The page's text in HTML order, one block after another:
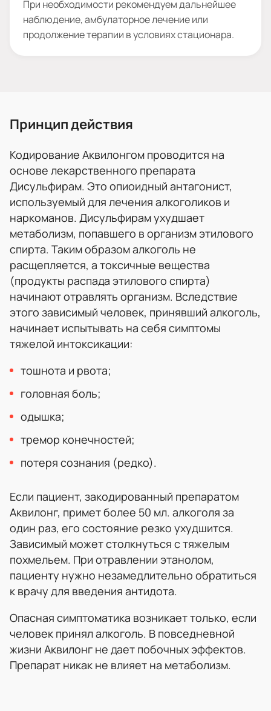
При необходимости рекомендуем дальнейшее
наблюдение, амбулаторное лечение или
продолжение терапии в условиях стационара.
Принцип действия
Кодирование Аквилонгом проводится на
основе лекарственного препарата
Дисульфирам. Это опиоидный антагонист,
используемый для лечения алкоголиков и
наркоманов. Дисульфирам ухудшает
метаболизм, попавшего в организм этилового
спирта. Таким образом алкоголь не
расщепляется, а токсичные вещества
(продукты распада этилового спирта)
начинают отравлять организм. Вследствие
этого зависимый человек, принявший алкоголь,
начинает испытывать на себя симптомы
тяжелой интоксикации:
тошнота и рвота;
головная боль;
одышка;
тремор конечностей;
потеря сознания (редко).
Если пациент, закодированный препаратом
Аквилонг, примет более 50 мл. алкоголя за
один раз, его состояние резко ухудшится.
Зависимый может столкнуться с тяжелым
похмельем. При отравлении этанолом,
пациенту нужно незамедлительно обратиться
к врачу для введения антидота.
Опасная симптоматика возникает только, если
человек принял алкоголь. В повседневной
жизни Аквилонг не дает побочных эффектов.
Препарат никак не влияет на метаболизм.